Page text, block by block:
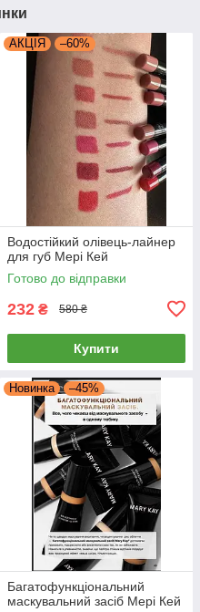
АКЦІЯ –60%
Водостійкий олівець-лайнер
для губ Мері Кей
Готово до відправки
232 ₴ 580 ₴
Купити
Новинка –45%
Багатофункціональний
маскувальний засіб Мері Кей